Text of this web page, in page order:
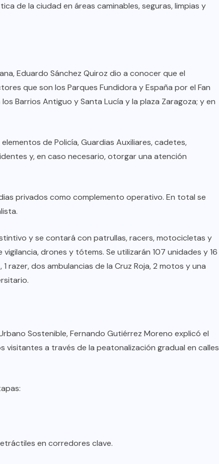
de la ciudad en áreas caminables, seguras, limpias y
Eduardo Sánchez Quiroz dio a conocer que el
que son los Parques Fundidora y España por el Fan
Barrios Antiguo y Santa Lucía y la plaza Zaragoza; y en
de Policía, Guardias Auxiliares, cadetes,
y, en caso necesario, otorgar una atención
privados como complemento operativo. En total se
y se contará con patrullas, racers, motocicletas y
drones y tótems. Se utilizarán 107 unidades y 16
razer, dos ambulancias de la Cruz Roja, 2 motos y una
Sostenible, Fernando Gutiérrez Moreno explicó el
a través de la peatonalización gradual en calles
en corredores clave.